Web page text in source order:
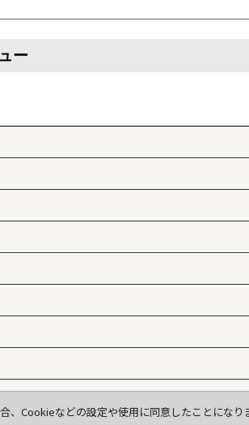
ー
n+a
、Cookieなどの設定や使用に同意したことになり